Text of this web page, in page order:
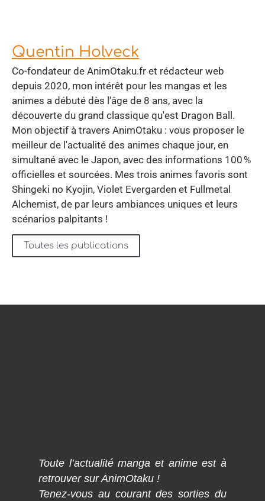
Quentin Holveck
Co-fondateur de AnimOtaku.fr et rédacteur web
depuis 2020, mon intérêt pour les mangas et les
animes a débuté dès l'âge de 8 ans, avec la
découverte du grand classique qu'est Dragon Ball.
Mon objectif à travers AnimOtaku : vous proposer le
meilleur de l'actualité des animes chaque jour, en
simultané avec le Japon, avec des informations 100 %
officielles et sourcées. Mes trois animes favoris sont
Shingeki no Kyojin, Violet Evergarden et Fullmetal
Alchemist, de par leurs ambiances uniques et leurs
scénarios palpitants !
Toutes les publications
Toute l’actualité manga et anime est à
retrouver sur AnimOtaku !
Tenez-vous au courant des sorties du